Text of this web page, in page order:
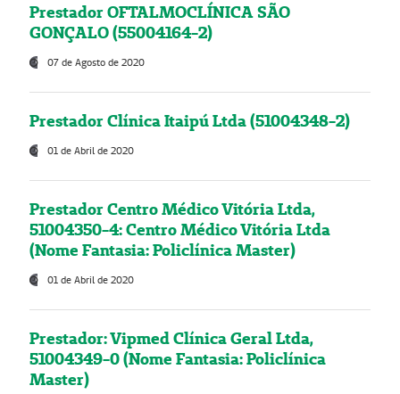
Prestador OFTALMOCLÍNICA SÃO
GONÇALO (55004164-2)
07 de Agosto de 2020
Prestador Clínica Itaipú Ltda (51004348-2)
01 de Abril de 2020
Prestador Centro Médico Vitória Ltda,
51004350-4: Centro Médico Vitória Ltda
(Nome Fantasia: Policlínica Master)
01 de Abril de 2020
Prestador: Vipmed Clínica Geral Ltda,
51004349-0 (Nome Fantasia: Policlínica
Master)